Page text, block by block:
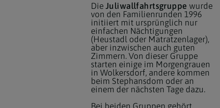
Die Juliwallfahrtsgruppe wurde
von den Familienrunden 1996
initiiert mit ursprünglich nur
einfachen Nächtigungen
(Heustadl oder Matratzenlager),
aber inzwischen auch guten
Zimmern. Von dieser Gruppe
starten einige im Morgengrauen
in Wolkersdorf, andere kommen
beim Stephansdom oder an
einem der nächsten Tage dazu.
Bei beiden Gruppen gehört